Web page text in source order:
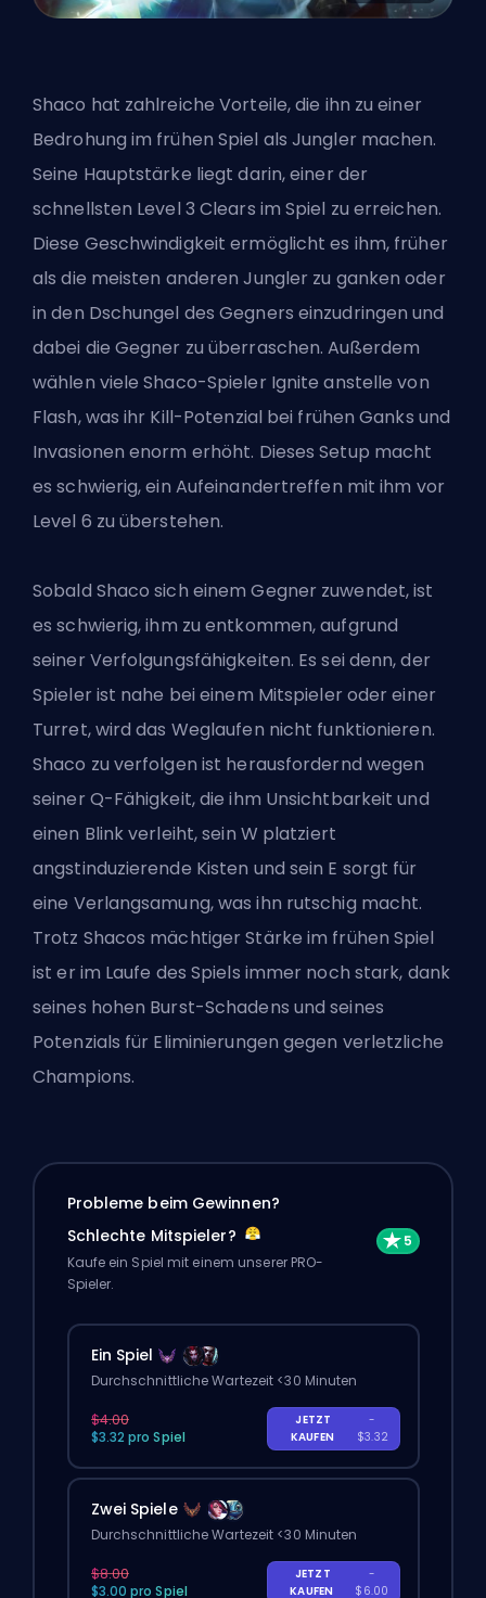
Shaco hat zahlreiche Vorteile, die ihn zu einer
Bedrohung im frühen Spiel als Jungler machen.
Seine Hauptstärke liegt darin, einer der
schnellsten Level 3 Clears im Spiel zu erreichen.
Diese Geschwindigkeit ermöglicht es ihm, früher
als die meisten anderen Jungler zu ganken oder
in den Dschungel des Gegners einzudringen und
dabei die Gegner zu überraschen. Außerdem
wählen viele Shaco-Spieler Ignite anstelle von
Flash, was ihr Kill-Potenzial bei frühen Ganks und
Invasionen enorm erhöht. Dieses Setup macht
es schwierig, ein Aufeinandertreffen mit ihm vor
Level 6 zu überstehen.
Sobald Shaco sich einem Gegner zuwendet, ist
es schwierig, ihm zu entkommen, aufgrund
seiner Verfolgungsfähigkeiten. Es sei denn, der
Spieler ist nahe bei einem Mitspieler oder einer
Turret, wird das Weglaufen nicht funktionieren.
Shaco zu verfolgen ist herausfordernd wegen
seiner Q-Fähigkeit, die ihm Unsichtbarkeit und
einen Blink verleiht, sein W platziert
angstinduzierende Kisten und sein E sorgt für
eine Verlangsamung, was ihn rutschig macht.
Trotz Shacos mächtiger Stärke im frühen Spiel
ist er im Laufe des Spiels immer noch stark, dank
seines hohen Burst-Schadens und seines
Potenzials für Eliminierungen gegen verletzliche
Champions.
Probleme beim Gewinnen?
Schlechte Mitspieler?
Kaufe ein Spiel mit einem unserer PRO-
Spieler.
Ein Spiel
Durchschnittliche Wartezeit <30 Minuten
$4.00
$3.32 pro Spiel
JETZT
KAUFEN
-
$3.32
Zwei Spiele
Durchschnittliche Wartezeit <30 Minuten
$8.00
$3.00 pro Spiel
JETZT
KAUFEN
-
$6.00